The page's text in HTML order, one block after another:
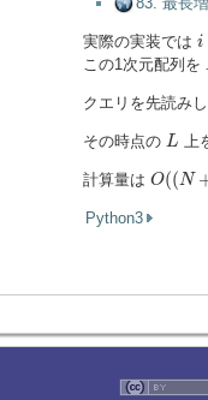
実際の実装では i
この1次元配列を
クエリを先読み
その時点の L
L 上
計算量は O((N
O((N+
Python3